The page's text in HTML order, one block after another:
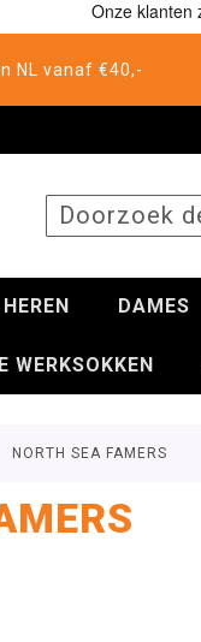
NL vanaf €40,-
HEREN DAMES
WERKSOKKEN
NORTH SEA FAMERS